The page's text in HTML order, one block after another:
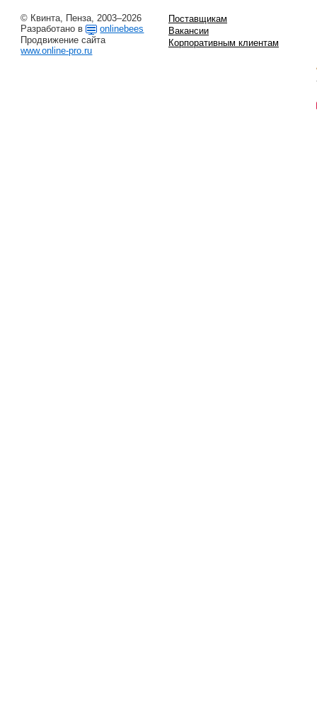
© Квинта, Пенза, 2003–2026
Разработано в
onlinebees
Продвижение сайта
www.online-pro.ru
Поставщикам
Вакансии
Корпоративным клиентам